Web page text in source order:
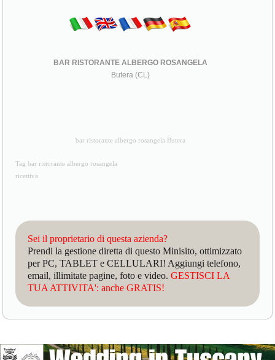
BAR RISTORANTE ALBERGO ROSANGELA
Butera (CL)
bar ristorante albergo rosangela Butera
Tag bar ristorante albergo rosangela
ricettiva
Sei il proprietario di questa azienda?
Prendi la gestione diretta di questo Minisito, ottimizzato
per PC, TABLET e CELLULARI! Aggiungi telefono,
email, illimitate pagine, foto e video.GESTISCI LA
TUA ATTIVITA': anche GRATIS!